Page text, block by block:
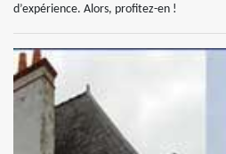
d’expérience. Alors, profitez-en !